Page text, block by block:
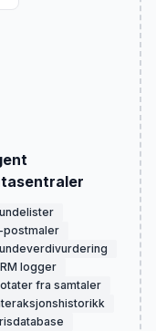
postmaler
logger
fra samtaler